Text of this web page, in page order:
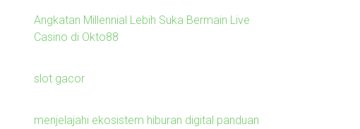
Angkatan Millennial Lebih Suka Bermain Live
Casino di Okto88
slot gacor
menjelajahi ekosistem hiburan digital panduan